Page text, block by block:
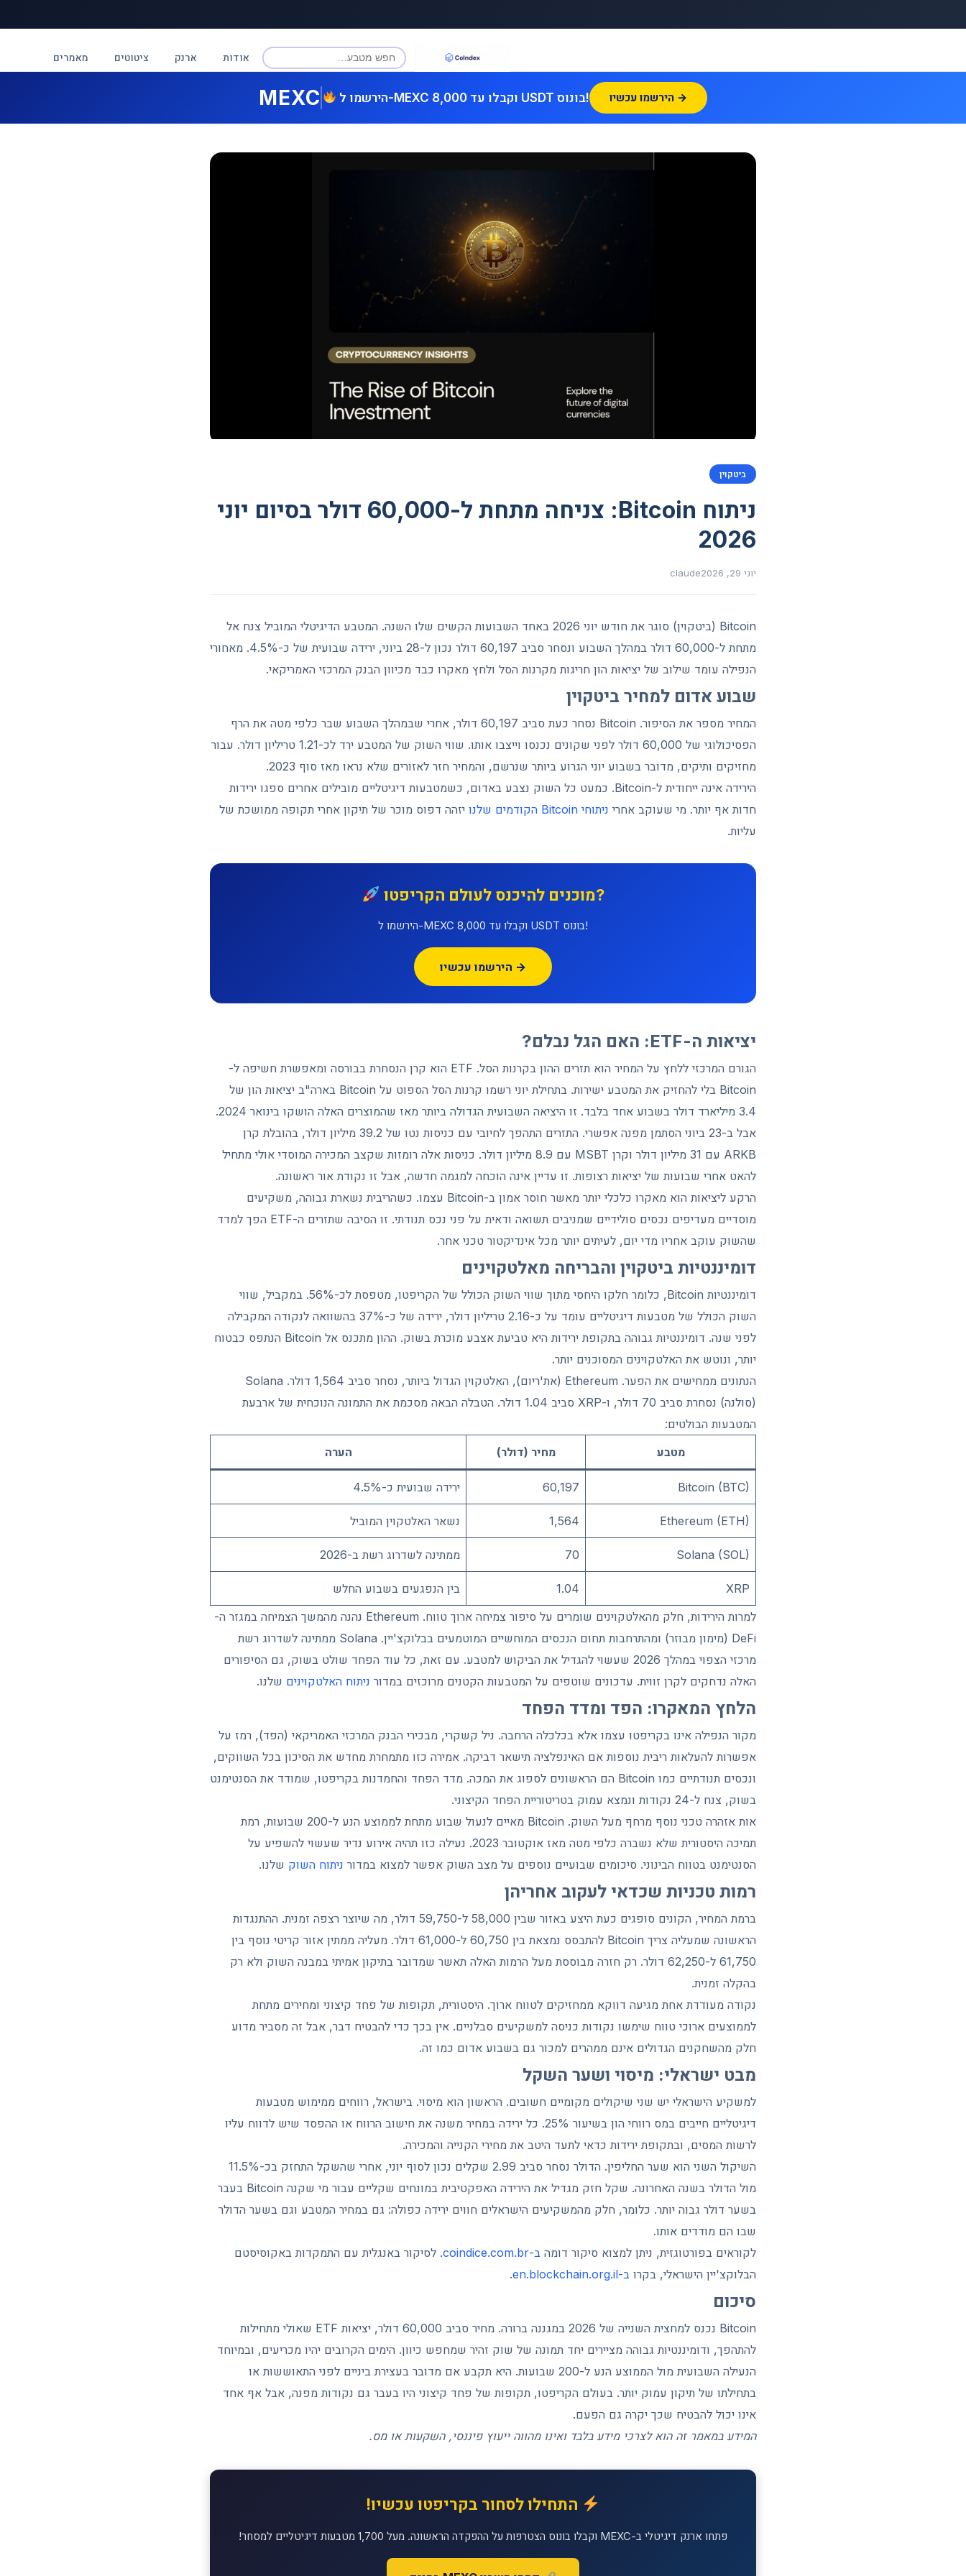
אודות ארנק ציטוטים מאמרים
MEXC הירשמו ל-MEXC וקבלו עד 8,000 USDT בונוס! הירשמו עכשיו →
ביטקוין
ניתוח Bitcoin: צניחה מתחת ל-60,000 דולר בסיום יוני
2026
יוני 29, 2026 claude
Bitcoin (ביטקוין) סוגר את חודש יוני 2026 באחד השבועות הקשים שלו השנה. המטבע הדיגיטלי המוביל צנח אל
מתחת ל-60,000 דולר במהלך השבוע ונסחר סביב 60,197 דולר נכון ל-28 ביוני, ירידה שבועית של כ-4.5%. מאחורי
הנפילה עומד שילוב של יציאות הון חריגות מקרנות הסל ולחץ מאקרו כבד מכיוון הבנק המרכזי האמריקאי.
שבוע אדום למחיר ביטקוין
המחיר מספר את הסיפור. Bitcoin נסחר כעת סביב 60,197 דולר, אחרי שבמהלך השבוע שבר כלפי מטה את הרף
הפסיכולוגי של 60,000 דולר לפני שקונים נכנסו וייצבו אותו. שווי השוק של המטבע ירד לכ-1.21 טריליון דולר. עבור
מחזיקים ותיקים, מדובר בשבוע יוני הגרוע ביותר שנרשם, והמחיר חזר לאזורים שלא נראו מאז סוף 2023.
הירידה אינה ייחודית ל-Bitcoin. כמעט כל השוק נצבע באדום, כשמטבעות דיגיטליים מובילים אחרים ספגו ירידות
חדות אף יותר. מי שעוקב אחרי ניתוחי Bitcoin הקודמים שלנו
יזהה דפוס מוכר של תיקון אחרי תקופה ממושכת של
עליות.
מוכנים להיכנס לעולם הקריפטו?
הירשמו ל-MEXC וקבלו עד 8,000 USDT בונוס!
הירשמו עכשיו →
יציאות ה-ETF: האם הגל נבלם?
הגורם המרכזי ללחץ על המחיר הוא תזרים ההון בקרנות הסל. ETF הוא קרן הנסחרת בבורסה ומאפשרת חשיפה ל-
Bitcoin בלי להחזיק את המטבע ישירות. בתחילת יוני רשמו קרנות הסל הספוט על Bitcoin בארה"ב יציאות הון של
3.4 מיליארד דולר בשבוע אחד בלבד. זו היציאה השבועית הגדולה ביותר מאז שהמוצרים האלה הושקו בינואר 2024.
אבל ב-23 ביוני הסתמן מפנה אפשרי. התזרים התהפך לחיובי עם כניסות נטו של 39.2 מיליון דולר, בהובלת קרן
ARKB עם 31 מיליון דולר וקרן MSBT עם 8.9 מיליון דולר. כניסות אלה רומזות שקצב המכירה המוסדי אולי מתחיל
להאט אחרי שבועות של יציאות רצופות. זו עדיין אינה הוכחה למגמה חדשה, אבל זו נקודת אור ראשונה.
הרקע ליציאות הוא מאקרו כלכלי יותר מאשר חוסר אמון ב-Bitcoin עצמו. כשהריבית נשארת גבוהה, משקיעים
מוסדיים מעדיפים נכסים סולידיים שמניבים תשואה ודאית על פני נכס תנודתי. זו הסיבה שתזרים ה-ETF הפך למדד
שהשוק עוקב אחריו מדי יום, לעיתים יותר מכל אינדיקטור טכני אחר.
דומיננטיות ביטקוין והבריחה מאלטקוינים
דומיננטיות Bitcoin, כלומר חלקו היחסי מתוך שווי השוק הכולל של הקריפטו, מטפסת לכ-56%. במקביל, שווי
השוק הכולל של מטבעות דיגיטליים עומד על כ-2.16 טריליון דולר, ירידה של כ-37% בהשוואה לנקודה המקבילה
לפני שנה. דומיננטיות גבוהה בתקופת ירידות היא טביעת אצבע מוכרת בשוק. ההון מתכנס אל Bitcoin הנתפס כבטוח
יותר, ונוטש את האלטקוינים המסוכנים יותר.
הנתונים ממחישים את הפער. Ethereum (את'ריום), האלטקוין הגדול ביותר, נסחר סביב 1,564 דולר. Solana
(סולנה) נסחרת סביב 70 דולר, ו-XRP סביב 1.04 דולר. הטבלה הבאה מסכמת את התמונה הנוכחית של ארבעת
המטבעות הבולטים:
מטבע
מחיר (דולר) הערה
Bitcoin (BTC)
60,197 ירידה שבועית כ-4.5%
Ethereum (ETH)
1,564 נשאר האלטקוין המוביל
Solana (SOL)
70 ממתינה לשדרוג רשת ב-2026
XRP
1.04
בין הנפגעים בשבוע החלש
למרות הירידות, חלק מהאלטקוינים שומרים על סיפור צמיחה ארוך טווח. Ethereum נהנה מהמשך הצמיחה במגזר ה-
DeFi (מימון מבוזר) ומהתרחבות תחום הנכסים המוחשיים המוטמעים בבלוקצ'יין. Solana ממתינה לשדרוג רשת
מרכזי הצפוי במהלך 2026 שעשוי להגדיל את הביקוש למטבע. עם זאת, כל עוד הפחד שולט בשוק, גם הסיפורים
האלה נדחקים לקרן זווית. עדכונים שוטפים על המטבעות הקטנים מרוכזים במדור ניתוח האלטקוינים שלנו.
הלחץ המאקרו: הפד ומדד הפחד
מקור הנפילה אינו בקריפטו עצמו אלא בכלכלה הרחבה. ניל קשקרי, מבכירי הבנק המרכזי האמריקאי (הפד), רמז על
אפשרות להעלאות ריבית נוספות אם האינפלציה תישאר דביקה. אמירה כזו מתמחרת מחדש את הסיכון בכל השווקים,
ונכסים תנודתיים כמו Bitcoin הם הראשונים לספוג את המכה. מדד הפחד והחמדנות בקריפטו, שמודד את הסנטימנט
בשוק, צנח ל-24 נקודות ונמצא עמוק בטריטוריית הפחד הקיצוני.
אות אזהרה טכני נוסף מרחף מעל השוק. Bitcoin מאיים לנעול שבוע מתחת לממוצע הנע ל-200 שבועות, רמת
תמיכה היסטורית שלא נשברה כלפי מטה מאז אוקטובר 2023. נעילה כזו תהיה אירוע נדיר שעשוי להשפיע על
הסנטימנט בטווח הבינוני. סיכומים שבועיים נוספים על מצב השוק אפשר למצוא במדור ניתוח השוק שלנו.
רמות טכניות שכדאי לעקוב אחריהן
ברמת המחיר, הקונים סופגים כעת היצע באזור שבין 58,000 ל-59,750 דולר, מה שיוצר רצפה זמנית. ההתנגדות
הראשונה שמעליה צריך Bitcoin להתבסס נמצאת בין 60,750 ל-61,000 דולר. מעליה ממתין אזור קריטי נוסף בין
61,750 ל-62,250 דולר. רק חזרה מבוססת מעל הרמות האלה תאשר שמדובר בתיקון אמיתי במבנה השוק ולא רק
בהקלה זמנית.
נקודה מעודדת אחת מגיעה דווקא ממחזיקים לטווח ארוך. היסטורית, תקופות של פחד קיצוני ומחירים מתחת
לממוצעים ארוכי טווח שימשו נקודות כניסה למשקיעים סבלניים. אין בכך כדי להבטיח דבר, אבל זה מסביר מדוע
חלק מהשחקנים הגדולים אינם ממהרים למכור גם בשבוע אדום כמו זה.
מבט ישראלי: מיסוי ושער השקל
למשקיע הישראלי יש שני שיקולים מקומיים חשובים. הראשון הוא מיסוי. בישראל, רווחים ממימוש מטבעות
דיגיטליים חייבים במס רווחי הון בשיעור 25%. כל ירידה במחיר משנה את חישוב הרווח או ההפסד שיש לדווח עליו
לרשות המסים, ובתקופת ירידות כדאי לתעד היטב את מחירי הקנייה והמכירה.
השיקול השני הוא שער החליפין. הדולר נסחר סביב 2.99 שקלים נכון לסוף יוני, אחרי שהשקל התחזק בכ-11.5%
מול הדולר בשנה האחרונה. שקל חזק מגדיל את הירידה האפקטיבית במונחים שקליים עבור מי שקנה Bitcoin בעבר
בשער דולר גבוה יותר. כלומר, חלק מהמשקיעים הישראלים חווים ירידה כפולה: גם במחיר המטבע וגם בשער הדולר
שבו הם מודדים אותו.
לקוראים בפורטוגזית, ניתן למצוא סיקור דומה ב-coindice.com.br
. לסיקור באנגלית עם התמקדות באקוסיסטם
הבלוקצ'יין הישראלי, בקרו ב-en.blockchain.org.il .
סיכום
Bitcoin נכנס למחצית השנייה של 2026 במגננה ברורה. מחיר סביב 60,000 דולר, יציאות ETF שאולי מתחילות
להתהפך, ודומיננטיות גבוהה מציירים יחד תמונה של שוק זהיר שמחפש כיוון. הימים הקרובים יהיו מכריעים, ובמיוחד
הנעילה השבועית מול הממוצע הנע ל-200 שבועות. היא תקבע אם מדובר בעצירת ביניים לפני התאוששות או
בתחילתו של תיקון עמוק יותר. בעולם הקריפטו, תקופות של פחד קיצוני היו בעבר גם נקודות מפנה, אבל אף אחד
אינו יכול להבטיח שכך יקרה גם הפעם.
המידע במאמר זה הוא לצרכי מידע בלבד ואינו מהווה ייעוץ פיננסי, השקעות או מס.
התחילו לסחור בקריפטו עכשיו!
פתחו ארנק דיגיטלי ב-MEXC וקבלו בונוס הצטרפות על ההפקדה הראשונה. מעל 1,700 מטבעות דיגיטליים למסחר!